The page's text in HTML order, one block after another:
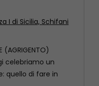
– “Non si
ormai ci sono